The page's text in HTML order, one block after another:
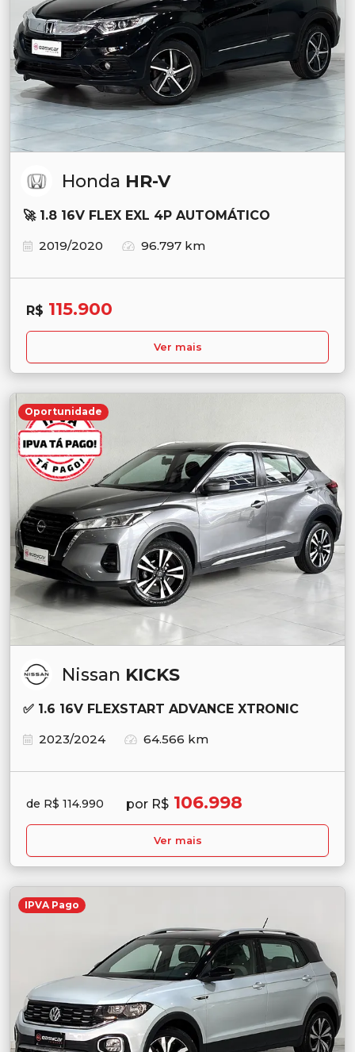
Honda HR-V
🚀 1.8 16V FLEX EXL 4P AUTOMÁTICO
2019/2020
96.797 km
R$ 115.900
Ver mais
Oportunidade
Nissan KICKS
✅ 1.6 16V FLEXSTART ADVANCE XTRONIC
2023/2024
64.566 km
de R$ 114.990 por R$ 106.998
Ver mais
IPVA Pago